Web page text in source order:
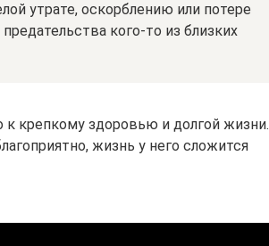
утрате, оскорблению или потере
кого-то из близких
к крепкому здоровью и долгой жизни.
жизнь у него сложится